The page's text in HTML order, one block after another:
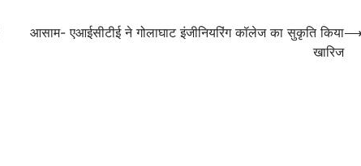
आसाम- एआईसीटीई ने गोलाघाट इंजीनियरिंग कॉलेज का सुकृति किया
खारिज
⟶